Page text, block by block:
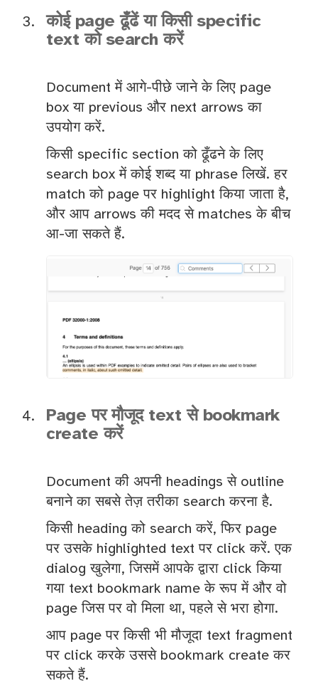
कोई page ढूँढें या किसी specific
text को search करें
Document में आगे-पीछे जाने के लिए page
box या previous और next arrows का
उपयोग करें.
किसी specific section को ढूँढने के लिए
search box में कोई शब्द या phrase लिखें. हर
match को page पर highlight किया जाता है,
और आप arrows की मदद से matches के बीच
आ-जा सकते हैं.
Page पर मौजूद text से bookmark
create करें
Document की अपनी headings से outline
बनाने का सबसे तेज़ तरीका search करना है.
किसी heading को search करें, फिर page
पर उसके highlighted text पर click करें. एक
dialog खुलेगा, जिसमें आपके द्वारा click किया
गया text bookmark name के रूप में और वो
page जिस पर वो मिला था, पहले से भरा होगा.
आप page पर किसी भी मौजूदा text fragment
पर click करके उससे bookmark create कर
सकते हैं.